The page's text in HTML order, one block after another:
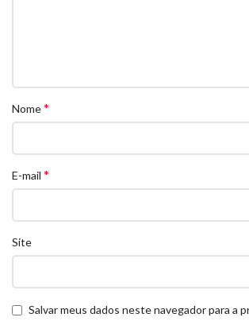
Nome*
E-mail *
Site
Salvar meus dados neste navegador para a